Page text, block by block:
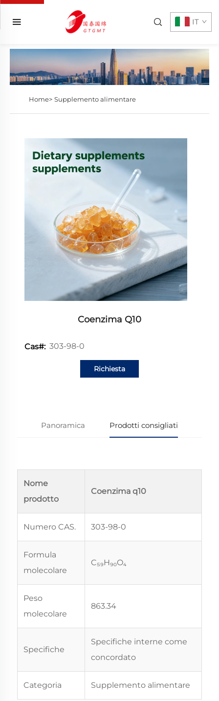
IT
Home> Supplemento alimentare
Coenzima Q10
Cas#: 303-98-0
Richiesta
Panoramica Prodotti consigliati
Nome
prodotto
Coenzima q10
Numero CAS. 303-98-0
Formula
molecolare
C₅₉H₉₀O₄
Peso
molecolare
863.34
Specifiche
Specifiche interne come
concordato
Categoria Supplemento alimentare